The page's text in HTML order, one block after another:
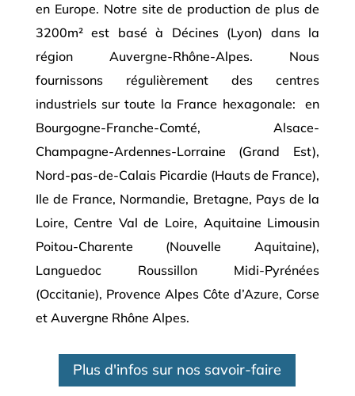
en Europe. Notre site de production de plus de
3200m² est basé à Décines (Lyon) dans la
région Auvergne-Rhône-Alpes. Nous
fournissons régulièrement des centres
industriels sur toute la France hexagonale: en
Bourgogne-Franche-Comté, Alsace-
Champagne-Ardennes-Lorraine (Grand Est),
Nord-pas-de-Calais Picardie (Hauts de France),
Ile de France, Normandie, Bretagne, Pays de la
Loire, Centre Val de Loire, Aquitaine Limousin
Poitou-Charente (Nouvelle Aquitaine),
Languedoc Roussillon Midi-Pyrénées
(Occitanie), Provence Alpes Côte d’Azure, Corse
et Auvergne Rhône Alpes.
Plus d'infos sur nos savoir-faire